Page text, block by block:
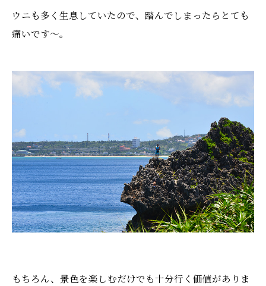
ウニも多く生息していたので、踏んでしまったらとても
痛いです〜。
もちろん、景色を楽しむだけでも十分行く価値がありま